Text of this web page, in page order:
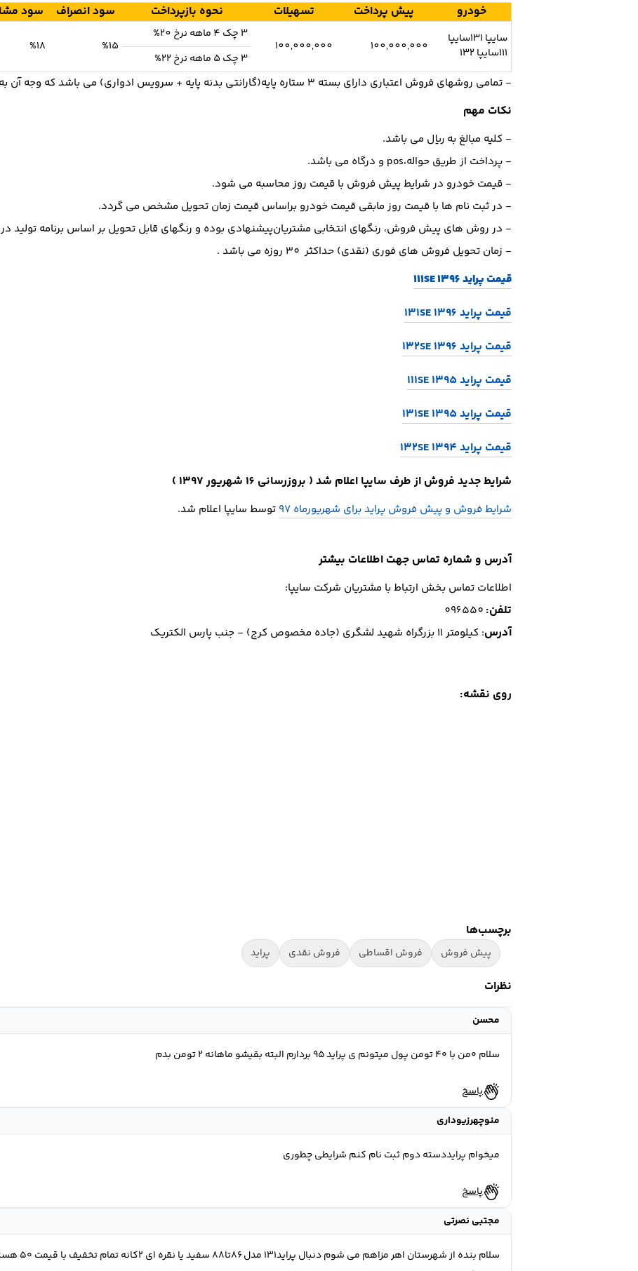
خودرو
پیش پرداخت تسهیلات نحوه بازپرداخت سود انصراف سود
سایپا 131سایپا
111سایپا 132
100,000,000
100,000,000
3 چک 4 ماهه نرخ 20%
%15
%18
3 چک 5 ماهه نرخ 22%
- تمامی روشهای فروش اعتباری دارای بسته 3 ستاره پایه(گارانتی بدنه پایه + سرویس ادواری) می باشد که وجه آن به قیمت خودرو اضافه می گردد.
نکات مهم
- کلیه مبالغ به ریال می باشد.
- ﭘﺮداﺧﺖ از طریق حواله،pos و درﮔﺎه ﻣﯽ باشد.
- ﻗﯿﻤﺖ ﺧﻮدرو در ﺷﺮاﯾﻂ ﭘﯿﺶ ﻓﺮوش ﺑﺎ ﻗﯿﻤﺖ روز ﻣﺤﺎﺳﺒﻪ ﻣﯽ ﺷﻮد.
- در ﺛﺒﺖ ﻧﺎم ﻫﺎ ﺑﺎ ﻗﯿﻤﺖ روز ﻣﺎﺑﻘﯽ ﻗﯿﻤﺖ ﺧﻮدرو ﺑﺮاﺳﺎس ﻗﯿﻤﺖ زﻣﺎن ﺗﺤﻮﯾﻞ ﻣﺸﺨﺺ ﻣﯽ ﮔﺮدد.
- در روش ﻫﺎي ﭘﯿﺶ ﻓﺮوش، رﻧﮕﻬﺎي اﻧﺘﺨﺎﺑﯽ ﻣﺸﺘﺮﯾﺎنﭘﯿﺸﻨﻬﺎدي ﺑﻮده و رﻧﮕﻬﺎي ﻗﺎﺑﻞ ﺗﺤﻮﯾﻞ ﺑﺮ اﺳﺎس ﺑﺮﻧﺎﻣﻪ ﺗﻮﻟﯿﺪ
- زﻣﺎن ﺗﺤﻮﯾﻞ ﻓﺮوش ﻫﺎي ﻓﻮري (ﻧﻘﺪي) ﺣﺪاﮐﺜﺮ 30 روزه ﻣﯽ ﺑﺎﺷﺪ .
قیمت پراید 111SE 1396
قیمت پراید 131SE 1396
قیمت پراید 132SE 1396
قیمت پراید 111SE 1395
قیمت پراید 131SE 1395
قیمت پراید 132SE 1394
شرایط جدید فروش از طرف سایپا اعلام شد ( بروزرسانی 16 شهریور 1397 )
شرایط فروش و پیش فروش پراید برای شهریورماه 97 توسط سایپا اعلام شد.
آدرس و شماره تماس جهت اطلاعات بیشتر
اطلاعات تماس بخش ارتباط با مشتریان شرکت سایپا:
تلفن:
096550
آدرس: كيلومتر 11 بزرگراه شهيد لشگري (جاده مخصوص كرج) - جنب پارس الكتريك
روی نقشه:
برچسب‌ها
پیش فروش فروش اقساطی فروش نقدی پراید
نظرات
محسن
سلام ۰من با ۴۰ تومن پول میتونم ی پراید ۹۵ بردارم البته بقیشو ماهانه ۲ تومن بدم
پاسخ
منوچهرزیوداری
میخوام پرایددسته دوم ثبت نام کنم شرایطی چطوری
پاسخ
مجتبی نصرتی
سلام بنده از